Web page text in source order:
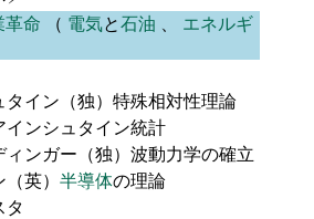
革命 （ 電気と石油 、 エネルギ
タイン（独）特殊相対性理論
インシュタイン統計
ィンガー（独）波動力学の確立
英） 半導体の理論
タ